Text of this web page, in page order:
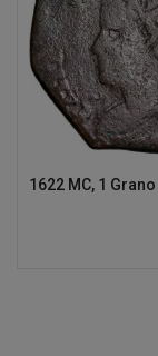
Contact
Blog
Autentificare
Înregistrare
1622 MC, 1